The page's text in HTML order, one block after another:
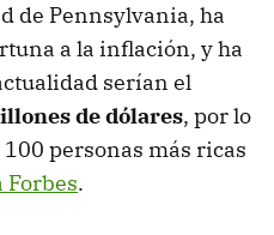
de Pennsylvania, ha
a la inflación, y ha
serían el
de dólares, por lo
personas más ricas
Forbes.